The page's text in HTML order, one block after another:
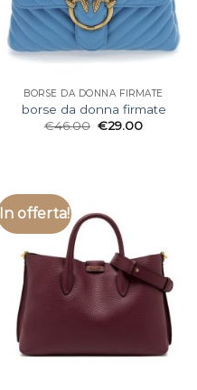
BORSE DA DONNA FIRMATE
borse da donna firmate
€46.00 €29.00
In offerta!